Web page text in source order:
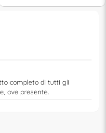
completo di tutti gli
ove presente.